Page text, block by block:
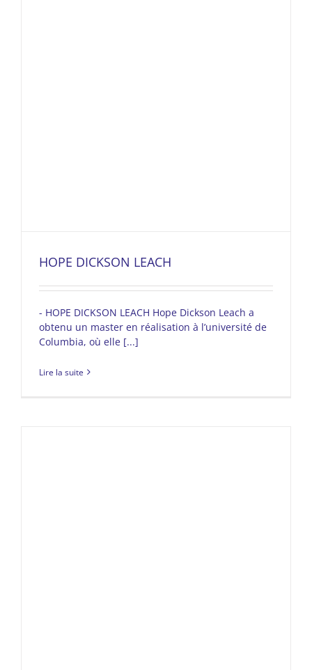
HOPE DICKSON LEACH
- HOPE DICKSON LEACH Hope Dickson Leach a
obtenu un master en réalisation à l’université de
Columbia, où elle [...]
Lire la suite